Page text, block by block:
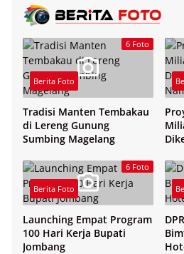
6 Foto
Berita Foto
Tradisi Manten Tembakau
di Lereng Gunung
Sumbing Magelang
6 Foto
Berita Foto
Launching Empat Program
100 Hari Kerja Bupati
Jombang